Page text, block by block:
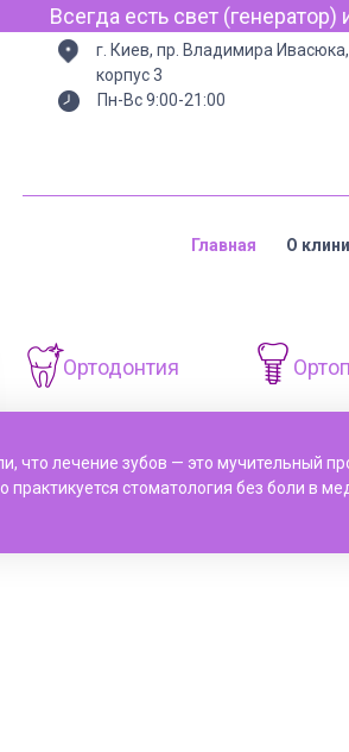
свет (генератор) интернет для
г. Киев, пр. Владимира
корпус 3
Пн-Вс 9:00-21:00
Главная О
Ортодонтия
что лечение зубов — это мучительный
практикуется стоматология без боли в